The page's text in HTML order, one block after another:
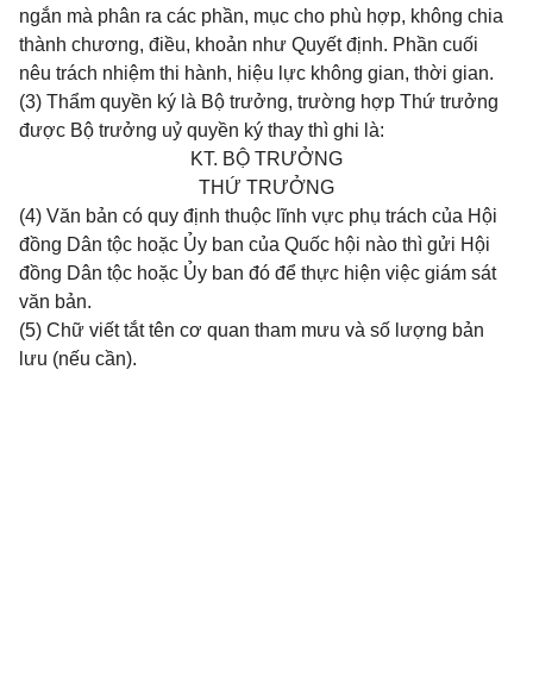
ngắn mà phân ra các phần, mục cho phù hợp, không chia
thành chương, điều, khoản như Quyết định. Phần cuối
nêu trách nhiệm thi hành, hiệu lực không gian, thời gian.
(3) Thẩm quyền ký là Bộ trưởng, trường hợp Thứ trưởng
được Bộ trưởng uỷ quyền ký thay thì ghi là:
KT. BỘ TRƯỞNG
THỨ TRƯỞNG
(4) Văn bản có quy định thuộc lĩnh vực phụ trách của Hội
đồng Dân tộc hoặc Ủy ban của Quốc hội nào thì gửi Hội
đồng Dân tộc hoặc Ủy ban đó để thực hiện việc giám sát
văn bản.
(5) Chữ viết tắt tên cơ quan tham mưu và số lượng bản
lưu (nếu cần).